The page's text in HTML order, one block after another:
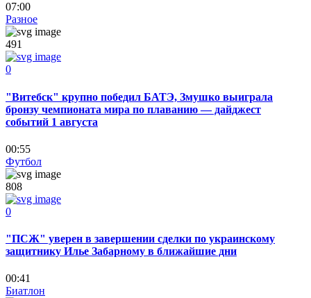
07:00
Разное
491
0
"Витебск" крупно победил БАТЭ, Змушко выиграла
бронзу чемпионата мира по плаванию — дайджест
событий 1 августа
00:55
Футбол
808
0
"ПСЖ" уверен в завершении сделки по украинскому
защитнику Илье Забарному в ближайшие дни
00:41
Биатлон